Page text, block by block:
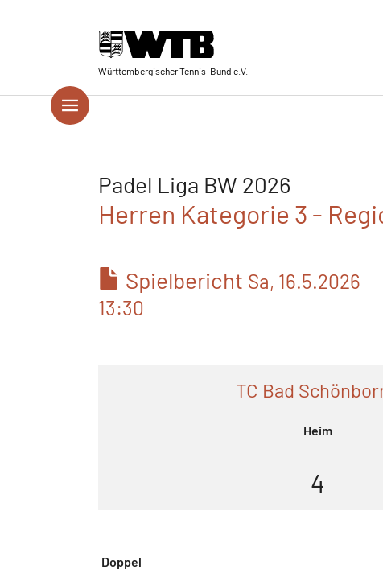
Württembergischer Tennis-Bund e.V.
Padel Liga BW 2026
Herren Kategorie 3 -
Spielbericht Sa, 16.5.2026
13:30
TC Bad
Heim
4
Doppel